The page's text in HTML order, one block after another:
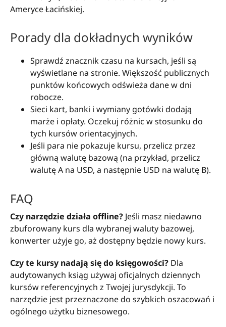
Ameryce Łacińskiej.
Porady dla dokładnych wyników
Sprawdź znacznik czasu na kursach, jeśli są
wyświetlane na stronie. Większość publicznych
punktów końcowych odświeża dane w dni
robocze.
Sieci kart, banki i wymiany gotówki dodają
marże i opłaty. Oczekuj różnic w stosunku do
tych kursów orientacyjnych.
Jeśli para nie pokazuje kursu, przelicz przez
główną walutę bazową (na przykład, przelicz
walutę A na USD, a następnie USD na walutę B).
FAQ
Czy narzędzie działa offline? Jeśli masz niedawno
zbuforowany kurs dla wybranej waluty bazowej,
konwerter użyje go, aż dostępny będzie nowy kurs.
Czy te kursy nadają się do księgowości? Dla
audytowanych ksiąg używaj oficjalnych dziennych
kursów referencyjnych z Twojej jurysdykcji. To
narzędzie jest przeznaczone do szybkich oszacowań i
ogólnego użytku biznesowego.